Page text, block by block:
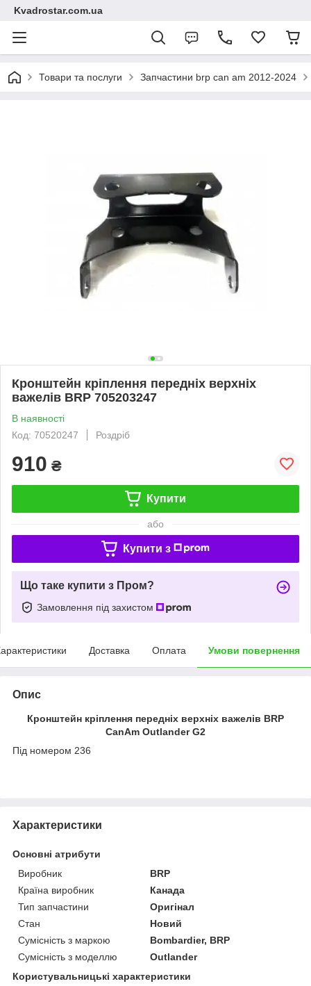
Kvadrostar.com.ua
Товари та послуги Запчастини brp can am 2012-2024
Кронштейн кріплення передніх верхніх
важелів BRP 705203247
В наявності
Код: 70520247
Роздріб
910 ₴
Купити
або
Купити з
Що таке купити з Пром?
Замовлення під захистом
Доставка Оплата Умови повернення
Опис
Кронштейн кріплення передніх верхніх важелів BRP
CanAm Outlander G2
Під номером 236
Характеристики
Основні атрибути
Виробник
BRP
Країна виробник
Канада
Тип запчастини
Оригінал
Стан
Новий
Сумісність з маркою
Bombardier, BRP
Сумісність з моделлю
Outlander
Користувальницькі характеристики